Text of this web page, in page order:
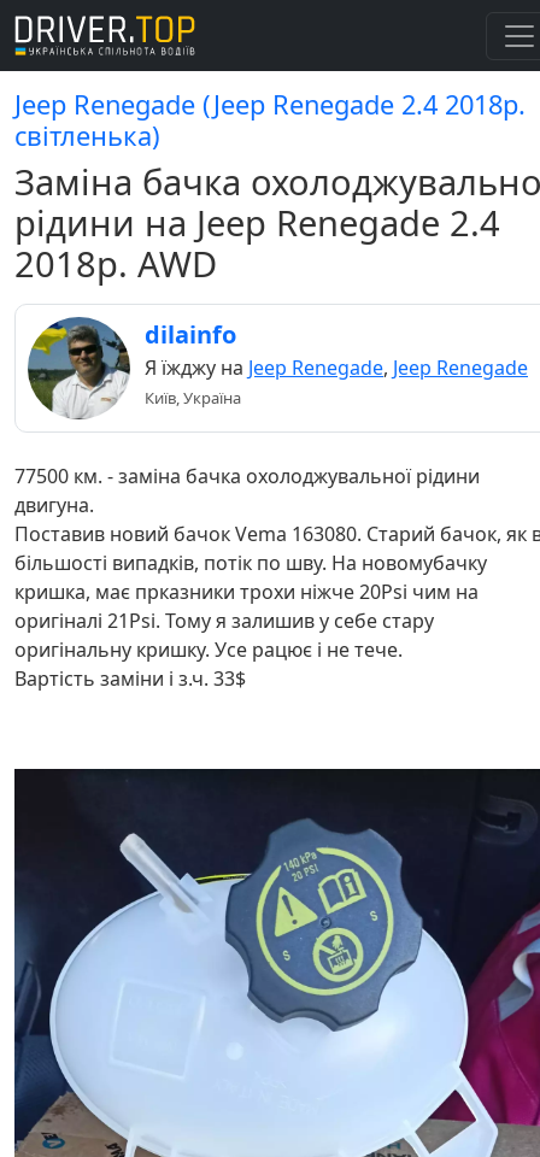
Jeep Renegade (Jeep Renegade 2.4 2018р.
світленька)
Заміна бачка
рідини на Jeep Renegade 2.4
2018р. AWD
dilainfo
Я їжджу на Jeep Renegade, Jeep Renegade
Київ, Україна
77500 км. - заміна бачка охолоджувальної рідини
двигуна.
Поставив новий бачок Vema 163080. Старий бачок, як
більшості випадків, потік по шву. На новомубачку
кришка, має прказники трохи ніжче 20Psi чим на
оригіналі 21Psi. Тому я залишив у себе стару
оригінальну кришку. Усе рацює і не тече.
Вартість заміни і з.ч. 33$